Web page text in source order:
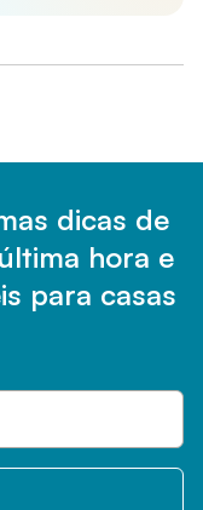
dicas de
hora e
para casas